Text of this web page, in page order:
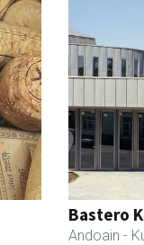
Bastero
Andoain -